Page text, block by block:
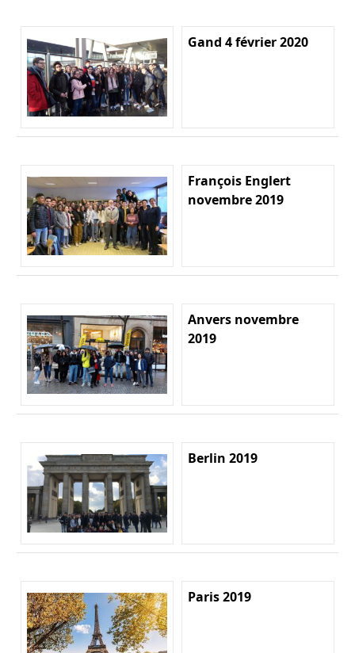
Gand 4 février 2020
François Englert
novembre 2019
Anvers novembre
2019
Berlin 2019
Paris 2019